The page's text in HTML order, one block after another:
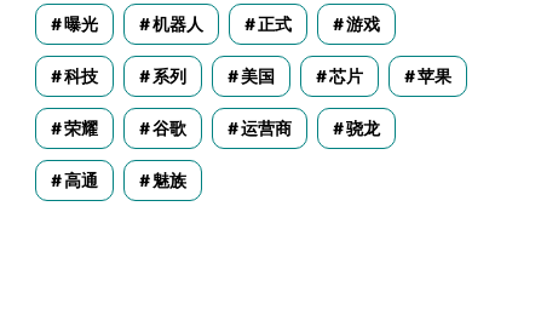
曝光 机器人 正式 游戏
科技 系列 美国 芯片 苹果
荣耀 谷歌 运营商 骁龙
高通 魅族